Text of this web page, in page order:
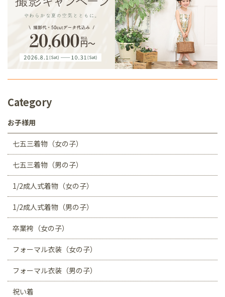
Category
お子様用
七五三着物（女の子）
七五三着物（男の子）
1/2成人式着物（女の子）
1/2成人式着物（男の子）
卒業袴（女の子）
フォーマル衣装（女の子）
フォーマル衣装（男の子）
祝い着